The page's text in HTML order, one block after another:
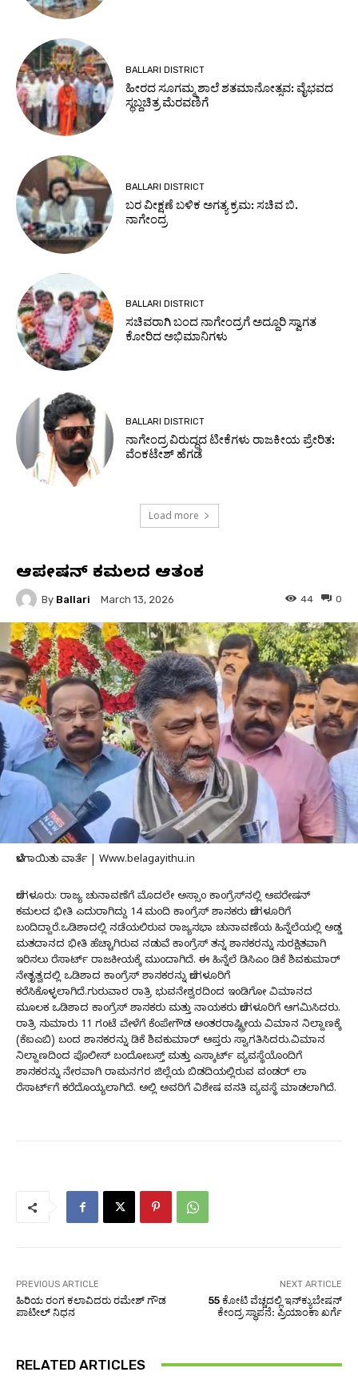
BALLARI DISTRICT
ಹೀರದ ಸೂಗಮ್ಮ ಶಾಲೆ ಶತಮಾನೋತ್ಸವ: ವೈಭವದ
ಸ್ಥಬ್ದಚಿತ್ರ ಮೆರವಣಿಗೆ
BALLARI DISTRICT
ಬರ ವೀಕ್ಷಣೆ ಬಳಿಕ ಅಗತ್ಯ ಕ್ರಮ: ಸಚಿವ ಬಿ.
ನಾಗೇಂದ್ರ
BALLARI DISTRICT
ಸಚಿವರಾಗಿ ಬಂದ ನಾಗೇಂದ್ರಗೆ ಅದ್ದೂರಿ ಸ್ವಾಗತ
ಕೋರಿದ ಅಭಿಮಾನಿಗಳು
BALLARI DISTRICT
ನಾಗೇಂದ್ರ ವಿರುದ್ಧದ ಟೀಕೆಗಳು ರಾಜಕೀಯ ಪ್ರೇರಿತ:
ವೆಂಕಟೇಶ್ ಹೆಗಡೆ
Load more